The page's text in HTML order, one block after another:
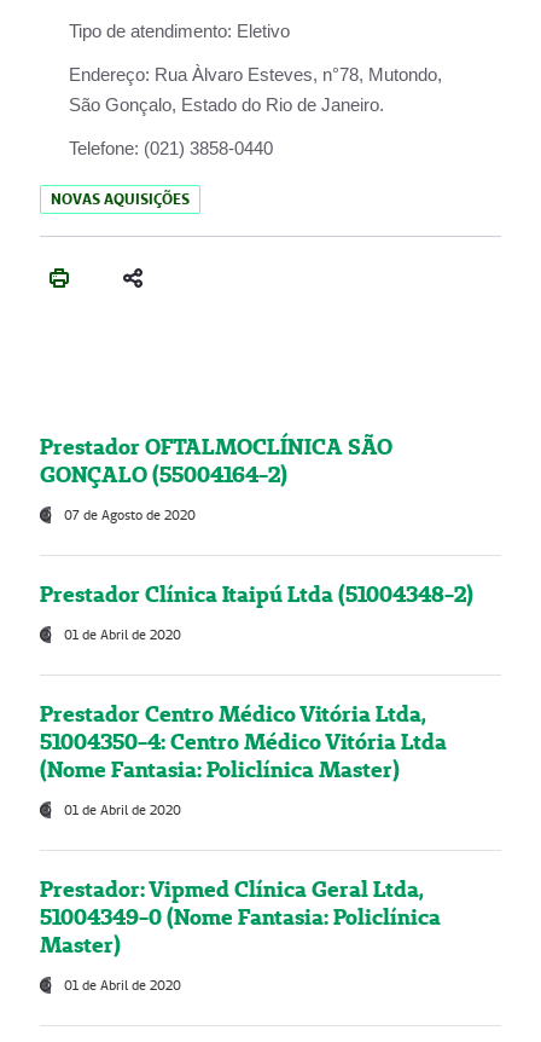
Tipo de atendimento: Eletivo
Endereço: Rua Àlvaro Esteves, n°78, Mutondo,
São Gonçalo, Estado do Rio de Janeiro.
Telefone: (021) 3858-0440
NOVAS AQUISIÇÕES
Prestador OFTALMOCLÍNICA SÃO
GONÇALO (55004164-2)
07 de Agosto de 2020
Prestador Clínica Itaipú Ltda (51004348-2)
01 de Abril de 2020
Prestador Centro Médico Vitória Ltda,
51004350-4: Centro Médico Vitória Ltda
(Nome Fantasia: Policlínica Master)
01 de Abril de 2020
Prestador: Vipmed Clínica Geral Ltda,
51004349-0 (Nome Fantasia: Policlínica
Master)
01 de Abril de 2020